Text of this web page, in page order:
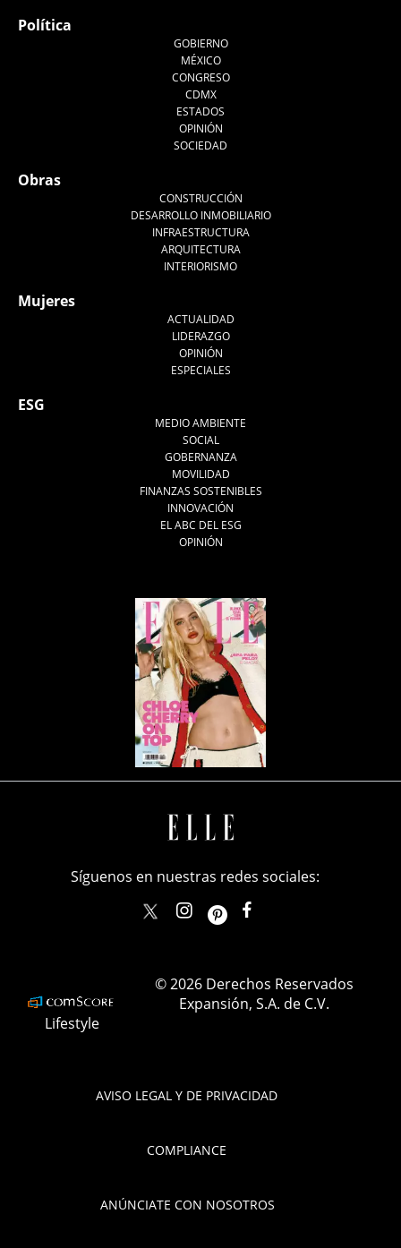
Política
GOBIERNO
MÉXICO
CONGRESO
CDMX
ESTADOS
OPINIÓN
SOCIEDAD
Obras
CONSTRUCCIÓN
DESARROLLO INMOBILIARIO
INFRAESTRUCTURA
ARQUITECTURA
INTERIORISMO
Mujeres
ACTUALIDAD
LIDERAZGO
OPINIÓN
ESPECIALES
ESG
MEDIO AMBIENTE
SOCIAL
GOBERNANZA
MOVILIDAD
FINANZAS SOSTENIBLES
INNOVACIÓN
EL ABC DEL ESG
OPINIÓN
AVISO LEGAL Y DE PRIVACIDAD
COMPLIANCE
ANÚNCIATE CON NOSOTROS
Síguenos en nuestras redes sociales:
elle_mexicoellemexico
Lifestyle
© 2026 Derechos Reservados
Expansión, S.A. de C.V.